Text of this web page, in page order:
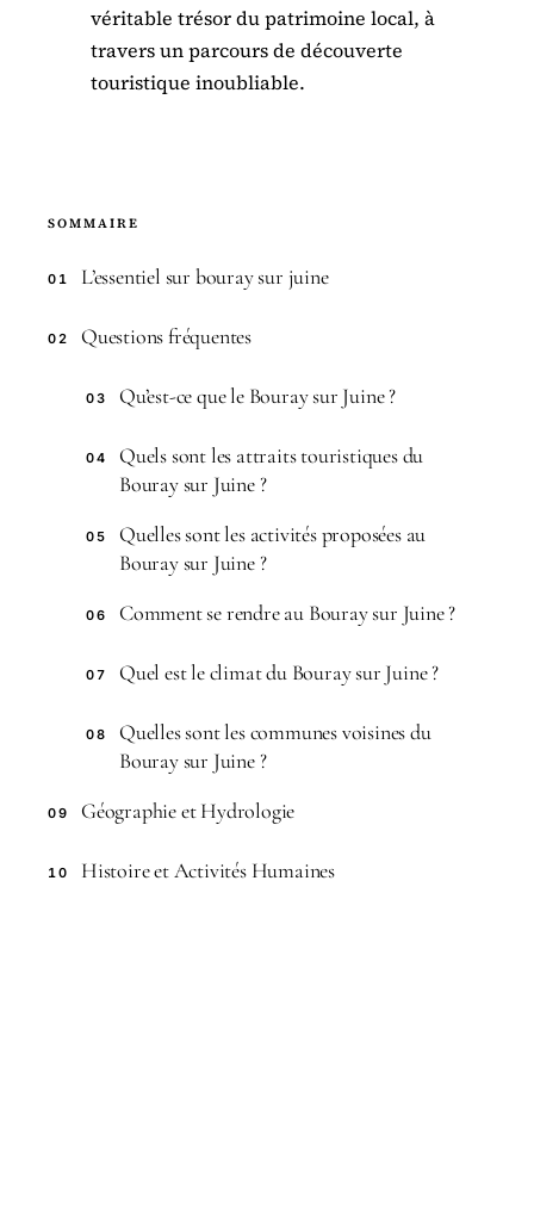
véritable trésor du patrimoine local, à
travers un parcours de découverte
touristique inoubliable.
SOMMAIRE
01 L’essentiel sur bouray sur juine
02 Questions fréquentes
03 Qu’est-ce que le Bouray sur Juine ?
04
Quels sont les attraits touristiques du
Bouray sur Juine ?
05
Quelles sont les activités proposées au
Bouray sur Juine ?
06 Comment se rendre au Bouray sur Juine ?
07 Quel est le climat du Bouray sur Juine ?
08
Quelles sont les communes voisines du
Bouray sur Juine ?
09 Géographie et Hydrologie
10 Histoire et Activités Humaines